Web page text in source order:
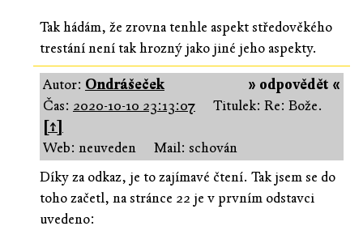
Tak hádám, že zrovna tenhle aspekt středověkého
trestání není tak hrozný jako jiné jeho aspekty.
» odpovědět «
Autor: Ondrášeček
Čas: 2020-10-10 23:13:07
Titulek: Re: Bože.
[↑]
Web: neuveden
Mail: schován
Díky za odkaz, je to zajímavé čtení. Tak jsem se do
toho začetl, na stránce 22 je v prvním odstavci
uvedeno: